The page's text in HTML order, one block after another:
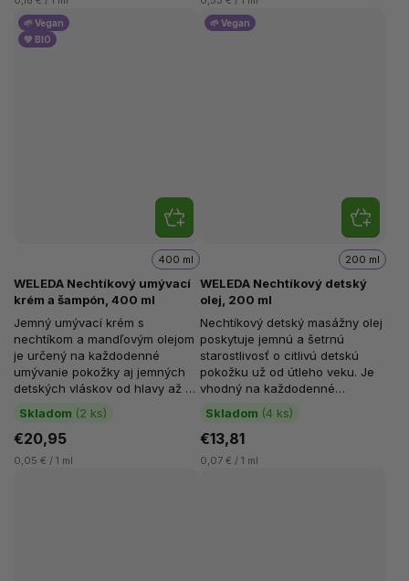
🌱 Vegan
💚 BIO
WELEDA Nechtíkový umývací
krém a šampón, 400 ml
Skladom (2 ks)
400 ml
€20,95
0,05 € / 1 ml
Jemný umývací krém s
nechtíkom a mandľovým olejom
je určený na každodenné
umývanie pokožky aj jemných
detských vláskov od hlavy až po
päty. Šetrne čistí, bez
narušenia...
🌱 Vegan
WELEDA Nechtíkový detský
olej, 200 ml
Skladom (4 ks)
200 ml
€13,81
0,07 € / 1 ml
Nechtíkový detský masážny olej
poskytuje jemnú a šetrnú
starostlivosť o citlivú detskú
pokožku už od útleho veku. Je
vhodný na každodenné
použitie, najmä po kúpeli,...